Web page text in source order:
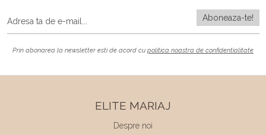
Prin abonarea la newsletter esti de acord cu politica noastra de confidentialitate
ELITE MARIAJ
Despre noi